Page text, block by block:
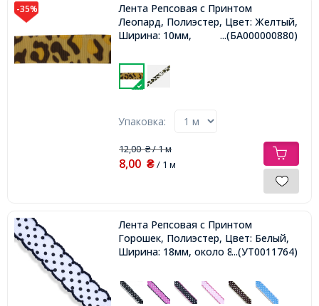
-35%
Лента Репсовая с Принтом
Леопард, Полиэстер, Цвет: Желтый,
Ширина: 10мм,
...(БА000000880)
Упаковка:
12,00₴/ 1 м
8,00 ₴/ 1 м
Лента Репсовая с Принтом
Горошек, Полиэстер, Цвет: Белый,
Ширина: 18мм, около 85м/катушка,
...(УТ0011764)